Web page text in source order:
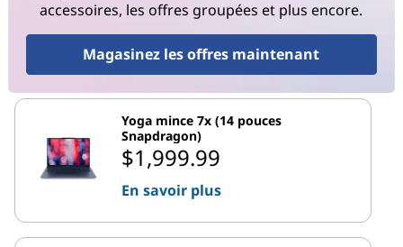
accessoires, les offres groupées et plus encore.
Magasinez les offres maintenant
Yoga mince 7x (14 pouces
Snapdragon)
$1,999.99
En savoir plus